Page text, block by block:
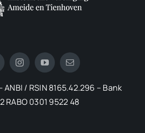
ANBI / RSIN 8165.42.296 – Bank
RABO 0301 9522 48